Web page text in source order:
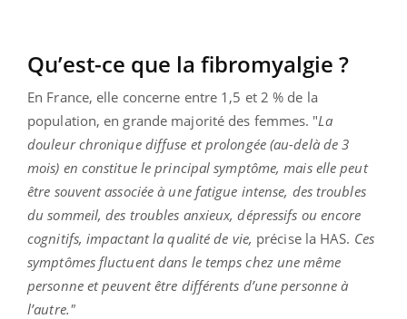
Qu’est-ce que la fibromyalgie ?
En France, elle concerne entre 1,5 et 2 % de la
population, en grande majorité des femmes. "La
douleur chronique diffuse et prolongée (au-delà de 3
mois) en constitue le principal symptôme, mais elle peut
être souvent associée à une fatigue intense, des troubles
du sommeil, des troubles anxieux, dépressifs ou encore
cognitifs, impactant la qualité de vie, précise la HAS. Ces
symptômes fluctuent dans le temps chez une même
personne et peuvent être différents d’une personne à
l’autre."